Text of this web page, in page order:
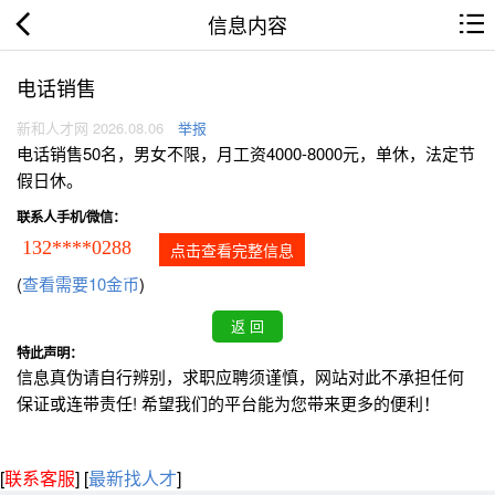
信息内容
电话销售
新和人才网 2026.08.06 举报
电话销售50名，男女不限，月工资4000-8000元，单休，法定节
假日休。
联系人手机/微信：
132****0288 点击查看完整信息
(查看需要10金币)
特此声明：
信息真伪请自行辨别，求职应聘须谨慎，网站对此不承担任何
保证或连带责任! 希望我们的平台能为您带来更多的便利！
[联系客服] [最新找人才]